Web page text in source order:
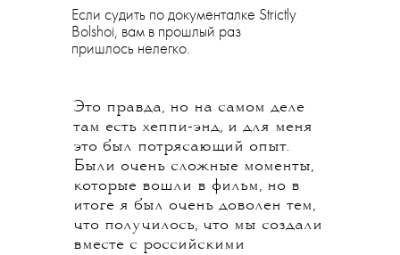
Если судить по документалке Strictly
Bolshoi, вам в прошлый раз
пришлось нелегко.
Это правда, но на самом деле
там есть хеппи-энд, и для меня
это был потрясающий опыт.
Были очень сложные моменты,
которые вошли в фильм, но в
итоге я был очень доволен тем,
что получилось, что мы создали
вместе с российскими